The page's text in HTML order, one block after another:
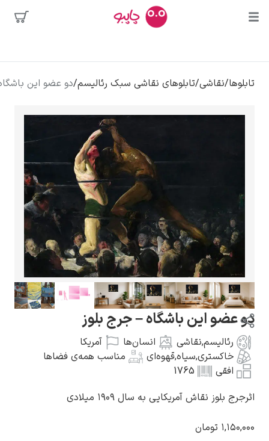
محبوب‌ترین
هنرمندان
ونسان ون گوگ
گوستاو کلیمت
/تابلوهای نقاشی سبک رئالیسم/دو عضو این باشگاه – جرج بلوز
این باشگاه – جرج بلوز
,نقاشی انسان‌ها
آمریکا
,سیاه,قهوه‌ای
مناسب همه‌ی فضاها
1765
نقاش آمریکایی به سال ۱۹۰۹ میلادی
تومان